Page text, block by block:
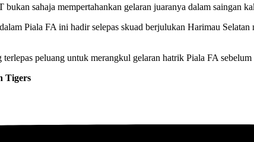
bukan sahaja mempertahankan gelaran juaranya dalam
Piala FA ini hadir selepas skuad berjulukan Harimau
terlepas peluang untuk merangkul gelaran hatrik Piala FA
Tigers